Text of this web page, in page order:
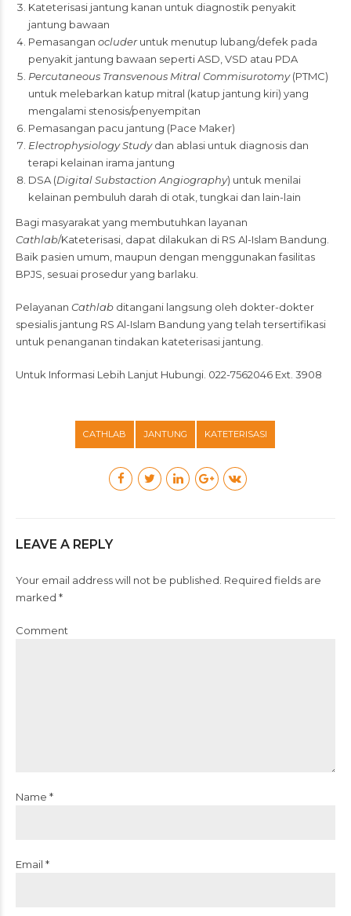
Kateterisasi jantung kanan untuk diagnostik penyakit
jantung bawaan
Pemasangan ocluderuntuk menutup lubang/defek pada
penyakit jantung bawaan seperti ASD, VSD atau PDA
Percutaneous Transvenous Mitral Commisurotomy(PTMC)
untuk melebarkan katup mitral (katup jantung kiri) yang
mengalami stenosis/penyempitan
Pemasangan pacu jantung (Pace Maker)
Electrophysiology Studydan ablasi untuk diagnosis dan
terapi kelainan irama jantung
DSA (Digital Substaction Angiography) untuk menilai
kelainan pembuluh darah di otak, tungkai dan lain-lain
Bagi masyarakat yang membutuhkan layanan
Cathlab/Kateterisasi, dapat dilakukan di RS Al-Islam Bandung.
Baik pasien umum, maupun dengan menggunakan fasilitas
BPJS, sesuai prosedur yang barlaku.
Pelayanan Cathlab ditangani langsung oleh dokter-dokter
spesialis jantung RS Al-Islam Bandung yang telah tersertifikasi
untuk penanganan tindakan kateterisasi jantung.
Untuk Informasi Lebih Lanjut Hubungi. 022-7562046 Ext. 3908
CATHLAB JANTUNG KATETERISASI
LEAVE A REPLY
Your email address will not be published. Required fields are
marked *
Comment
Name *
Email *